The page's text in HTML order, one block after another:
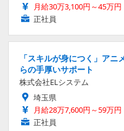
月給30万3,100円～45万円
正社員
「スキルが身につく」ア
らの手厚いサポート
株式会社ELシステム
埼玉県
月給28万7,600円～59万円
正社員